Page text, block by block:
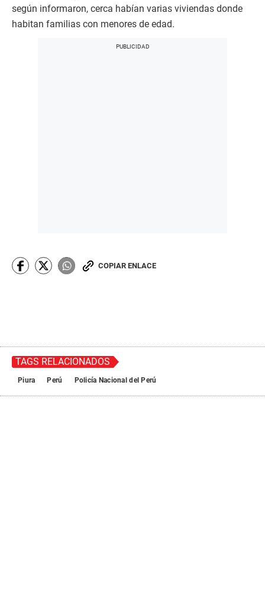
según informaron, cerca habían varias viviendas donde
habitan familias con menores de edad.
COPIAR ENLACE
TAGS RELACIONADOS
Piura Perú Policía Nacional del Perú